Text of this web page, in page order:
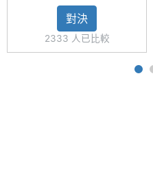
◎ 前鏡頭 3,200 萬畫素
◎ 後鏡頭 5,000 萬畫素 +
◎ Wi-Fi 6、藍牙 5.3、
◎ 光感螢幕指紋辨識、臉
主螢幕
佔比
90.8 %
(8GB/256GB)
對決
2333 人已比較